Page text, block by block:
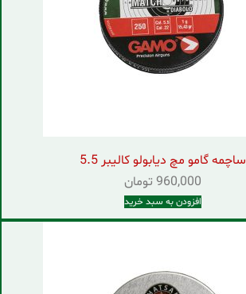
ساچمه گامو مچ دیابولو کالیبر 5.5
960,000 تومان
افزودن به سبد خرید